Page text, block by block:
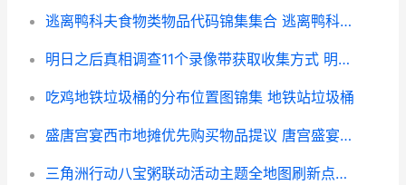
逃离鸭科夫食物类物品代码锦集集合 逃离鸭科夫食物有什么用
明日之后真相调查11个录像带获取收集方式 明日之后真相调查圣托帕尼
吃鸡地铁垃圾桶的分布位置图锦集 地铁站垃圾桶
盛唐宫宴西市地摊优先购买物品提议 唐宫盛宴服饰
三角洲行动八宝粥联动活动主题全地图刷新点位集合 三角洲行动八宝粥容器位置